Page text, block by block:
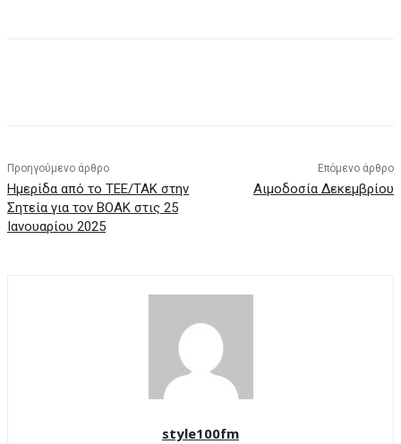
Προηγούμενο άρθρο
Ημερίδα από το ΤΕΕ/ΤΑΚ στην
Σητεία για τον ΒΟΑΚ στις 25
Ιανουαρίου 2025
Επόμενο άρθρο
Αιμοδοσία Δεκεμβρίου
style100fm